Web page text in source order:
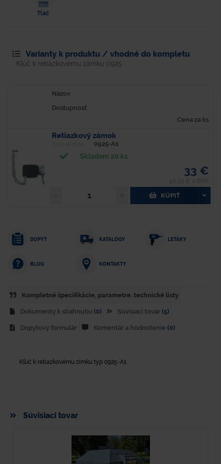
Tlač
Varianty k produktu / vhodné do kompletu
Kľúč k retiazkovému zámku 0925
Názov
Dostupnosť
Cena za ks
Retiazkový zámok
0925-A1
Skladom 20 ks
33 €
KÚPIŤ
DOPYT KATALÓGY LETÁKY
BLOG KONTAKTY
Kompletné špecifikácie, parametre. technické listy
Dokumenty k stiahnutiu (0) Súvisiaci tovar (5)
Dopytový formulár Komentár a hodnotenie (0)
Kľúč k retiazkovému zímku typ 0925-A1
Súvisiaci tovar